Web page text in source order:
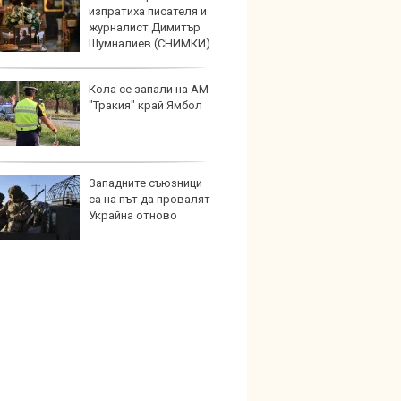
изпратиха писателя и
журналист Димитър
Шумналиев (СНИМКИ)
Кола се запали на АМ
"Тракия" край Ямбол
Западните съюзници
са на път да провалят
Украйна отново